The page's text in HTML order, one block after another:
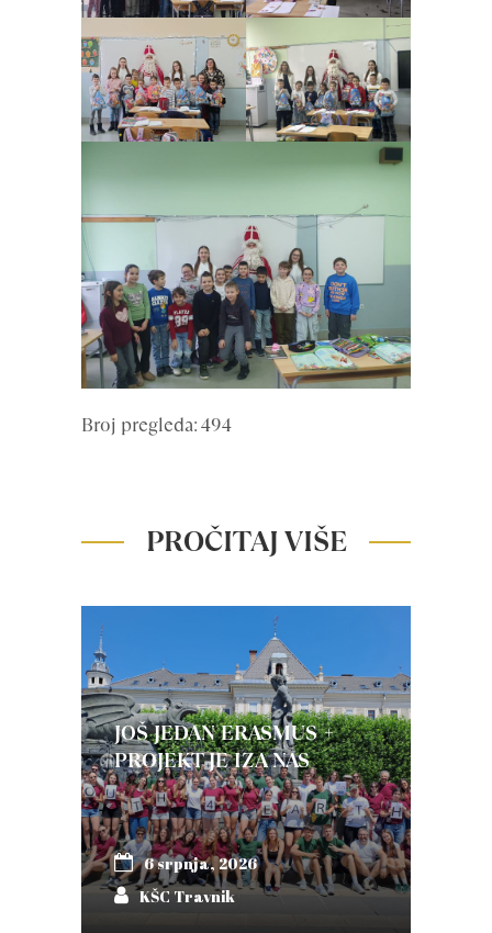
Broj pregleda: 494
PROČITAJ VIŠE
JOŠ JEDAN ERASMUS +
PROJEKT JE IZA NAS
6 srpnja, 2026
KŠC Travnik